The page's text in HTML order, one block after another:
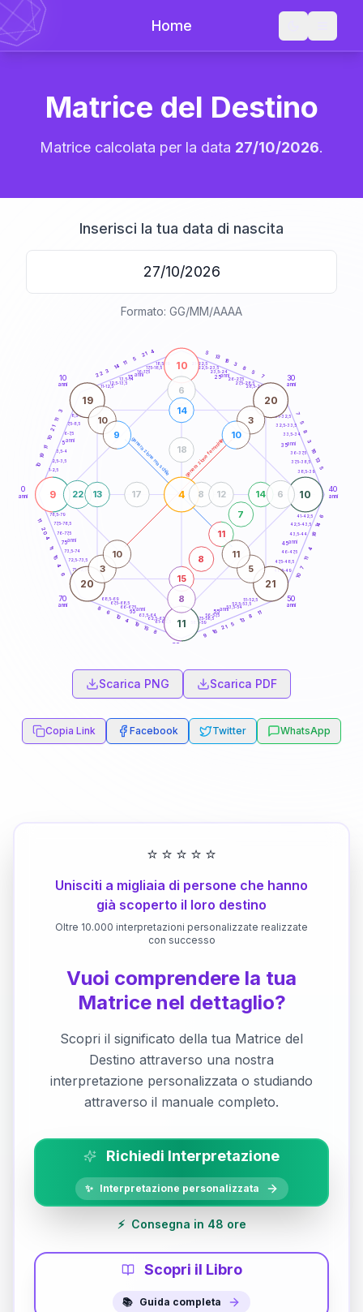
Home
Matrice del Destino
Matrice calcolata per la data 27/10/2026.
Inserisci la tua data di nascita
Formato: GG/MM/AAAA
generazione maschile generazione femminile
0
anni
10
anni
30
anni
40
anni
50
anni
60
70
anni
1-2,5
2,5-3,5
3,5-4
6-7,5
7,5-8,5
8,5-9
11-12,5
12,5-13,5
13,5-14
16-17,5
17,5-18,5
18,5-19
21-22,5
22,5-23,5
23,5-24
26-27,5
27,5-28,5
28,5-29
31-32,5
32,5-33,5
33,5-34
36-37,5
37,5-38,5
38,5-39
41-42,5
42,5-43,5
43,5-44
46-47,5
47,5-48,5
48,5-49
51-52,5
52,5-53,5
53,5-54
56-57,5
57,5-58,5
58,5-59
61-62,5
62,5-63,5
63,5-64
66-67,5
67,5-68,5
68,5-69
71-72,5
72,5-73,5
73,5-74
76-77,5
77,5-78,5
78,5-79
10
19
11
10
21
11
3
22 3
14
11
5
21 4 5
13
16 3
8 5
7
7
5
8
3
16
13
5
6
14
18
4
11
7
10
11
8
13
5
21
16
9
8
15
19
4
10
6
8
6
4
15
11
4
20
11
9
10
10
11
4
19 20
20 21
15
8
11
7
14
22
6
6
8
13
14
8 12
17
18
10
9
3
10
3
10
5
11
5anni
15 anni 25anni
35anni
45anni
55anni
65anni
75anni
Scarica PNG Scarica PDF
Copia Link Facebook Twitter WhatsApp
⭐ ⭐ ⭐ ⭐ ⭐
Unisciti a migliaia di persone che hanno
già scoperto il loro destino
Oltre 10.000 interpretazioni personalizzate realizzate
con successo
Vuoi comprendere la tua
Matrice nel dettaglio?
Scopri il significato della tua Matrice del
Destino attraverso una nostra
interpretazione personalizzata o studiando
attraverso il manuale completo.
Richiedi Interpretazione
✨ Interpretazione personalizzata
⚡ Consegna in 48 ore
Scopri il Libro
📚 Guida completa